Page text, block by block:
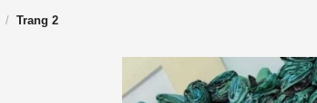
/ Trang 2